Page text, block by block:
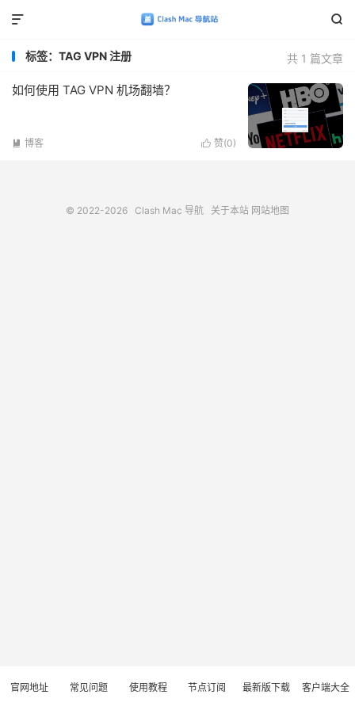


共 1 篇文章
标签：TAG VPN 注册
如何使用 TAG VPN 机场翻墙？
 赞(0)
 博客
© 2022-2026 Clash Mac 导航 关于本站 网站地图
官网地址 常见问题 使用教程 节点订阅 最新版下载 客户端大全